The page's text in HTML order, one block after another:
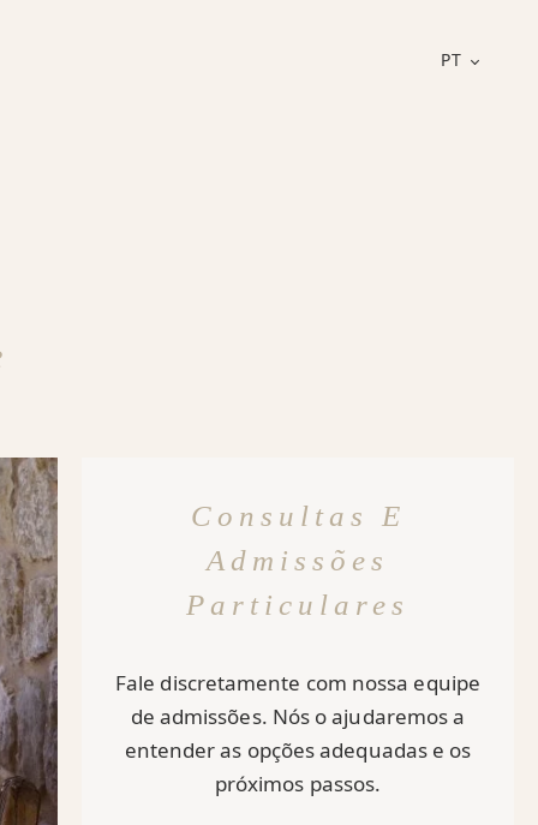
PT
Consultas E
Admissões
Particulares
Fale discretamente com nossa equipe
de admissões. Nós o ajudaremos a
entender as opções adequadas e os
próximos passos.